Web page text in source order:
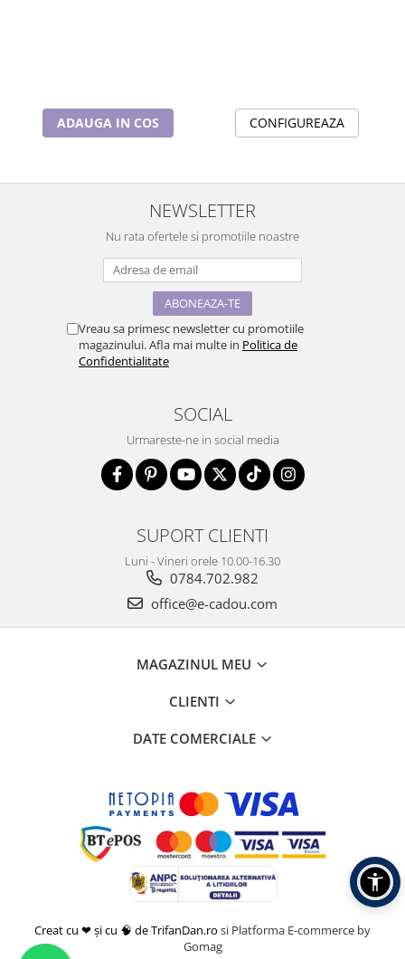
ADAUGA IN COS CONFIGUREAZA
NEWSLETTER
Nu rata ofertele si promotiile noastre
Vreau sa primesc newsletter cu promotiile
magazinului. Afla mai multe in Politica de
Confidentialitate
SOCIAL
Urmareste-ne in social media
SUPORT CLIENTI
Luni - Vineri orele 10.00-16.30
0784.702.982
office@e-cadou.com
MAGAZINUL MEU
CLIENTI
DATE COMERCIALE
Creat cu ❤ și cu 🧠 de TrifanDan.ro si Platforma E-commerce by
Gomag